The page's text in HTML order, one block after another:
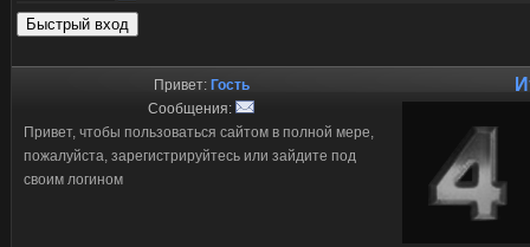
Привет: Гость
Сообщения:
Привет, чтобы пользоваться сайтом в полной мере,
пожалуйста, зарегистрируйтесь или зайдите под
своим логином